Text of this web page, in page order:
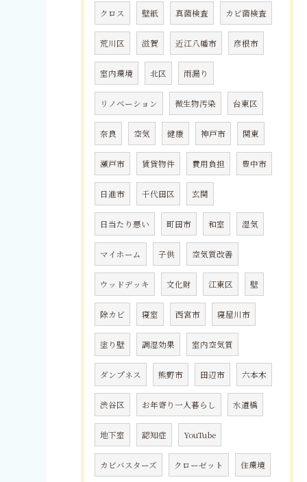
クロス 壁紙 真菌検査 カビ菌検査
荒川区 滋賀 近江八幡市 彦根市
室内環境 北区 雨漏り
リノベーション 微生物汚染 台東区
奈良 空気 健康 神戸市 関東
瀬戸市 賃貸物件 費用負担 豊中市
日進市 千代田区 玄関
日当たり悪い 町田市 和室 湿気
マイホーム 子供 空気質改善
ウッドデッキ 文化財 江東区 壁
除カビ 寝室 西宮市 寝屋川市
塗り壁 調湿効果 室内空気質
ダンプネス 熊野市 田辺市 六本木
渋谷区 お年寄り一人暮らし 水道橋
地下室 認知症 YouTube
カビバスターズ クローゼット 住環境